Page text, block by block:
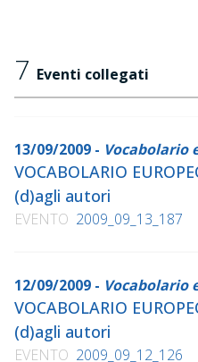
7 Eventi collegati
13/09/2009 - Vocabolario
VOCABOLARIO
(d)agli autori
EVENTO 2009_09_13_187
12/09/2009 - Vocabolario
VOCABOLARIO
(d)agli autori
EVENTO 2009_09_12_126